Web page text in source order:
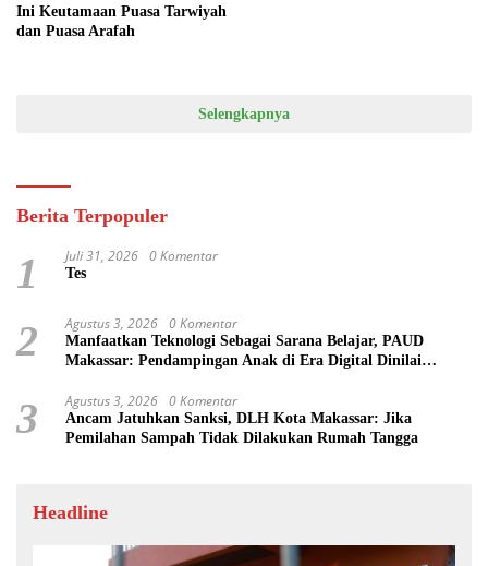
Ini Keutamaan Puasa Tarwiyah
dan Puasa Arafah
Selengkapnya
Berita Terpopuler
1 Juli 31, 2026 0 Komentar
Tes
2 Agustus 3, 2026 0 Komentar
Manfaatkan Teknologi Sebagai Sarana Belajar, PAUD
Makassar: Pendampingan Anak di Era Digital Dinilai
3 Agustus 3, 2026 0 Komentar
Ancam Jatuhkan Sanksi, DLH Kota Makassar: Jika
Pemilahan Sampah Tidak Dilakukan Rumah Tangga
Headline